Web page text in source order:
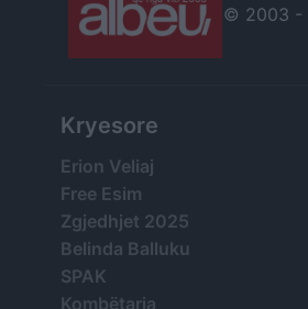
© 2003 -
Kryesore
Erion Veliaj
Free Esim
Zgjedhjet 2025
Belinda Balluku
SPAK
Kombëtarja